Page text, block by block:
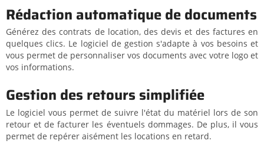
Rédaction automatique de documents
Générez des contrats de location, des devis et des factures en
quelques clics. Le logiciel de gestion s'adapte à vos besoins et
vous permet de personnaliser vos documents avec votre logo et
vos informations.
Gestion des retours simplifiée
Le logiciel vous permet de suivre l'état du matériel lors de son
retour et de facturer les éventuels dommages. De plus, il vous
permet de repérer aisément les locations en retard.